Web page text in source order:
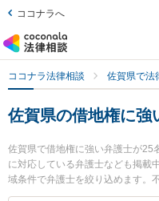
ココナラへ
ココナラ法律相談 佐賀県で法
佐賀県の借地権に強
佐賀県で借地権に強い弁護士が25
に対応している弁護士なども掲載
域条件で弁護士を絞り込めます。
賃交渉、不動産契約解除等の細か